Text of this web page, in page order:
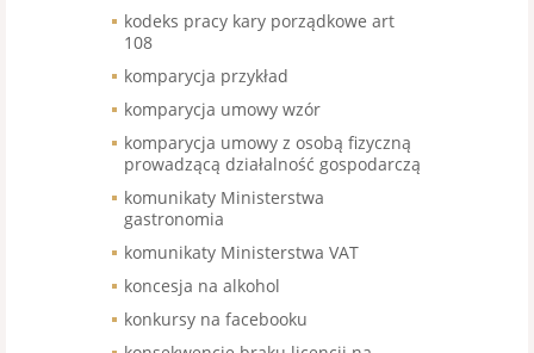
kodeks pracy kary porządkowe art
108
komparycja przykład
komparycja umowy wzór
komparycja umowy z osobą fizyczną
prowadzącą działalność gospodarczą
komunikaty Ministerstwa
gastronomia
komunikaty Ministerstwa VAT
koncesja na alkohol
konkursy na facebooku